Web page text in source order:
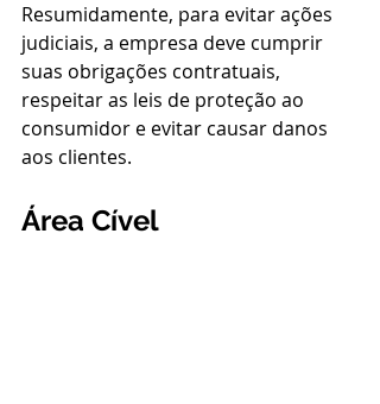
Resumidamente, para evitar ações
judiciais, a empresa deve cumprir
suas obrigações contratuais,
respeitar as leis de proteção ao
consumidor e evitar causar danos
aos clientes.
Área Cível